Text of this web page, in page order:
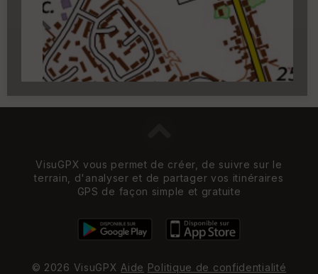
zoom 14)
VisuGPX vous permet de créer, de suivre sur le
terrain, d'analyser et de partager vos itinéraires
GPS de façon simple et gratuite
© 2026 VisuGPX Aide Politique de confidentialité